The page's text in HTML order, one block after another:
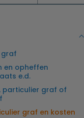
Begrafenis Basis
graf
en opheffen
e.d.
particulier graf of
graf en kosten